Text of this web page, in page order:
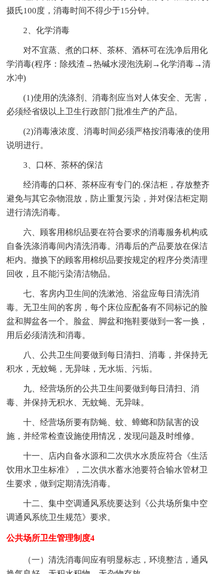
摄氏100度，消毒时间不得少于15分钟。
2、化学消毒
对不宜蒸、煮的口杯、茶杯、酒杯可在洗净后用化
学消毒(程序：除残渣→热碱水浸泡洗刷→化学消毒→清
水冲)
(1)使用的洗涤剂、消毒剂应当对人体安全、无害，
必须经省级以上卫生行政部门批准生产的产品。
(2)消毒液浓度、消毒时间必须严格按消毒液的使用
说明进行。
3、口杯、茶杯的保洁
经消毒的口杯、茶杯应有专门的.保洁柜，存放整齐
避免与其它杂物混放，防止重复污染，并对保洁柜定期
进行清洗消毒。
六、顾客用棉织品要在符合要求的消毒服务机构或
自备洗涤消毒间内清洗消毒。消毒后的产品要放在保洁
柜内。撤换下的顾客用棉织品要按规定的程序分类清理
回收，且不能污染清洁物品。
七、客房内卫生间的洗漱池、浴盆应每日清洗消
毒。无卫生间的客房，每个床位应配备有不同标记的脸
盆和脚盆各一个。脸盆、脚盆和拖鞋要做到一客一换，
用后必须清洗和消毒。
八、公共卫生间要做到每日清扫、消毒，并保持无
积水，无蚊蝇，无异味，无水垢、污垢。
九、经营场所的公共卫生间要做到每日清扫、消
毒、并保持无积水、无蚊蝇、无异味。
十、经营场所要有防蝇、蚊、蟑螂和防鼠害的设
施，并经常检查设施使用情况，发现问题及时维修。
十一、店内自备水源和二次供水水质应符合《生活
饮用水卫生标准》，二次供水蓄水池要符合输水管材卫
生要求，做到定期清洗消毒。
十二、集中空调通风系统要达到《公共场所集中空
调通风系统卫生规范》要求。
公共场所卫生管理制度4
（一）清洗消毒间应有明显标志，环境整洁，通风